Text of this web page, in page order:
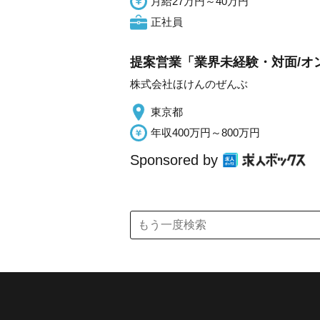
正社員
提案営業「業界未経験・対面/オ
株式会社ほけんのぜんぶ
東京都
年収400万円～800万円
Sponsored by